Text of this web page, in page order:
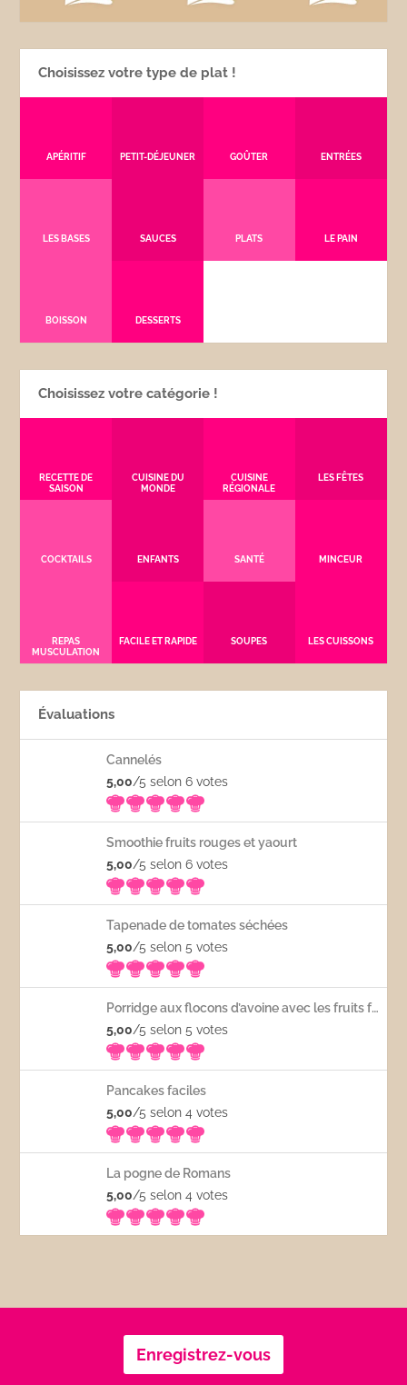
Choisissez votre type de plat !
APÉRITIF PETIT-DÉJEUNER GOÛTER ENTRÉES
LES BASES SAUCES PLATS LE PAIN
BOISSON DESSERTS
Choisissez votre catégorie !
RECETTE DE
SAISON
CUISINE DU
MONDE
CUISINE
RÉGIONALE
LES FÊTES
COCKTAILS ENFANTS SANTÉ MINCEUR
REPAS
MUSCULATION
FACILE ET RAPIDE SOUPES LES CUISSONS
Évaluations
Cannelés
5,00/5 selon 6votes
Smoothie fruits rouges et yaourt
5,00/5 selon 6votes
Tapenade de tomates séchées
5,00/5 selon 5votes
Porridge aux flocons d’avoine avec les fruits frais
5,00/5 selon 5votes
Pancakes faciles
5,00/5 selon 4votes
La pogne de Romans
5,00/5 selon 4votes
Enregistrez-vous